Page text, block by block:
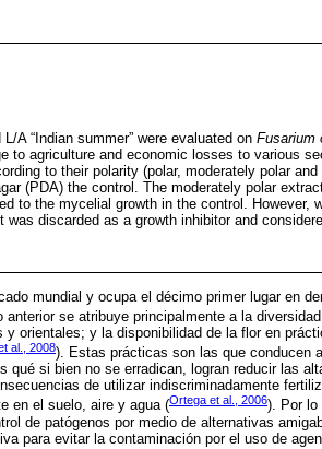
L/A “Indian summer” were evaluated on Fusarium
to agriculture and economic losses to various
to their polarity (polar, moderately polar and
(PDA) the control. The moderately polar
to the mycelial growth in the control. However,
discarded as a growth inhibitor and
mundial y ocupa el décimo primer lugar en
anterior se atribuye principalmente a la
orientales; y la disponibilidad de la flor en
al., 2008). Estas prácticas son las que conducen
qué si bien no se erradican, logran reducir las
de utilizar indiscriminadamente
en el suelo, aire y agua (Ortega et al., 2006). Por lo
de patógenos por medio de alternativas
para evitar la contaminación por el uso de